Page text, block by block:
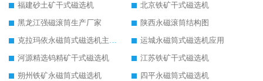
福建砂土矿干式磁选机
北京铁矿干式磁选机
黑龙江强磁滚筒生产厂家
陕西永磁滚筒结构图
克拉玛依永磁筒式磁选机主要技术参数
运城永磁筒式磁选机应用
河源精选钨精矿干式磁选机
江苏铁矿干式磁选机
朔州铁矿永磁筒式磁选机
四平永磁筒式磁选机